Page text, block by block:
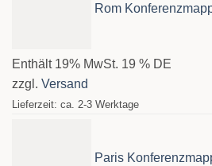
Rom
Enthält 19% MwSt. 19 % DE
zzgl. Versand
Lieferzeit: ca. 2-3 Werktage
Paris